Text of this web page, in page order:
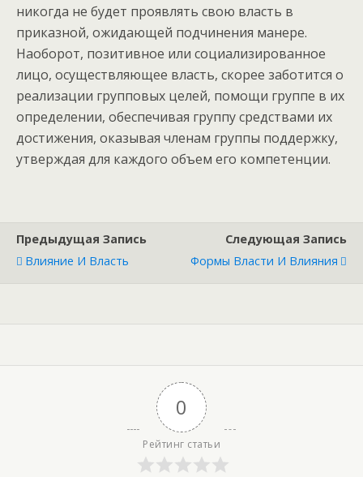
никогда не будет проявлять свою власть в
приказной, ожидающей подчинения манере.
Наоборот, позитивное или социализированное
лицо, осуществляющее власть, скорее заботится о
реализации групповых целей, помощи группе в их
определении, обеспечивая группу средствами их
достижения, оказывая членам группы поддержку,
утверждая для каждого объем его компетенции.
Предыдущая Запись
Влияние И Власть
Следующая Запись
Формы Власти И Влияния
0
Рейтинг статьи